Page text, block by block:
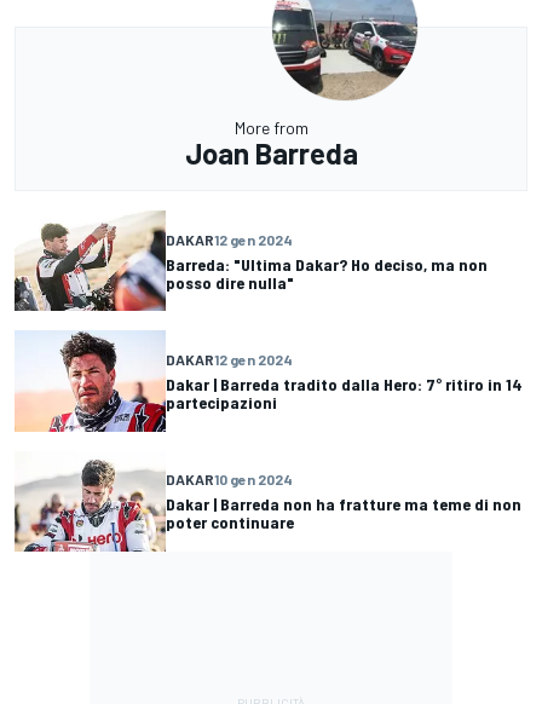
More from
Joan Barreda
DAKAR12 gen 2024
Barreda: "Ultima Dakar? Ho deciso, ma non
posso dire nulla"
DAKAR12 gen 2024
Dakar | Barreda tradito dalla Hero: 7° ritiro in 14
partecipazioni
DAKAR10 gen 2024
Dakar | Barreda non ha fratture ma teme di non
poter continuare